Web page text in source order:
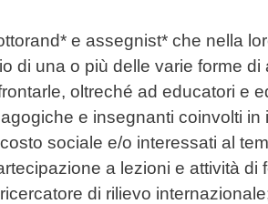
e assegnist* che nella
di una o più delle varie forme
oltreché ad educatori e
e insegnanti coinvolti in
sociale e/o interessati al
a lezioni e attività di
di rilievo